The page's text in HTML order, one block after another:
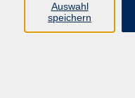
Auswahl
speichern